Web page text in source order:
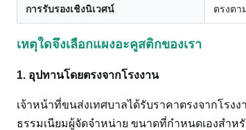
การรับรองเชิงนิเวศน์ ตรงตา
เหตุใดจึงเลือกแผงอะคูสติกของเรา
1. อุปทานโดยตรงจากโรงงาน
เจ้าหน้าที่ขนส่งเทศบาลได้รับราคาตรงจากโรง
ธรรมเนียมผู้จัดจำหน่าย ขนาดที่กำหนดเองสำห